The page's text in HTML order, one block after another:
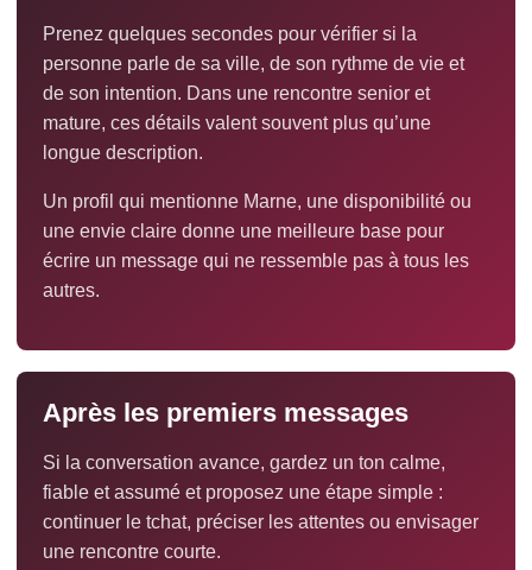
Prenez quelques secondes pour vérifier si la
personne parle de sa ville, de son rythme de vie et
de son intention. Dans une rencontre senior et
mature, ces détails valent souvent plus qu’une
longue description.
Un profil qui mentionne Marne, une disponibilité ou
une envie claire donne une meilleure base pour
écrire un message qui ne ressemble pas à tous les
autres.
Après les premiers messages
Si la conversation avance, gardez un ton calme,
fiable et assumé et proposez une étape simple :
continuer le tchat, préciser les attentes ou envisager
une rencontre courte.